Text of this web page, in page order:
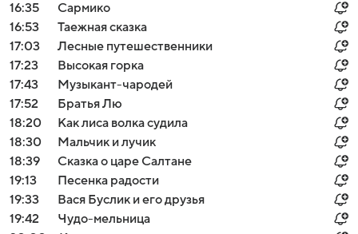
16:35
Сармико
16:53
Таежная сказка
17:03
Лесные путешественники
17:23
Высокая горка
17:43
Музыкант-чародей
17:52
Брaтья Лю
18:20
Как лиса волка судила
18:30
Мальчик и лучик
18:39
Сказка о царе Салтане
19:13
Песенка радости
19:33
Вася Буслик и его друзья
19:42
Чудо-мельница